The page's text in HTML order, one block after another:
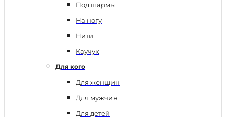
Под шармы
На ногу
Нити
Каучук
Для кого
Для женщин
Для мужчин
Для детей